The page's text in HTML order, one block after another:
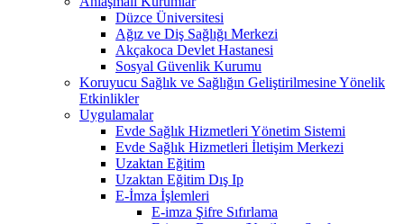
Düzce Üniversitesi
Ağız ve Diş Sağlığı Merkezi
Akçakoca Devlet Hastanesi
Sosyal Güvenlik Kurumu
Koruyucu Sağlık ve Sağlığın Geliştirilmesine Yönelik
Etkinlikler
Uygulamalar
Evde Sağlık Hizmetleri Yönetim Sistemi
Evde Sağlık Hizmetleri İletişim Merkezi
Uzaktan Eğitim
Uzaktan Eğitim Dış Ip
E-İmza İşlemleri
E-imza Şifre Sıfırlama